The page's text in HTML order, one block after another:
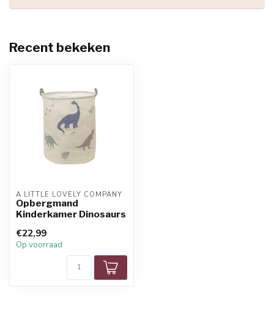
Recent bekeken
A LITTLE LOVELY COMPANY
Opbergmand
Kinderkamer Dinosaurs
€22,99
Op voorraad